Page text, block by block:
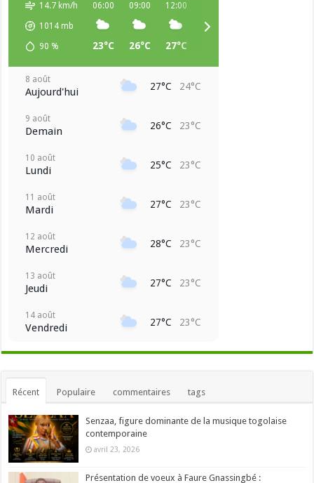
14.7 km/h
1014 mb
90 %
06:00
23°C
09:00
26°C
12:00
27°C
8 août
Aujourd'hui 27°C 24°C
9 août
Demain 26°C 23°C
10 août
Lundi 25°C 23°C
11 août
Mardi 27°C 23°C
12 août
Mercredi 28°C 23°C
13 août
Jeudi 27°C 23°C
14 août
Vendredi 27°C 23°C
Récent Populaire commentaires tags
Senzaa, figure dominante de la musique togolaise
contemporaine
avril 23, 2026
Présentation de voeux à Faure Gnassingbé :